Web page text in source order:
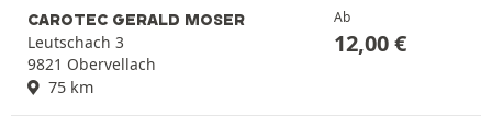
CAROTEC GERALD MOSER
Leutschach 3
9821 Obervellach
75 km
Ab
12,00€